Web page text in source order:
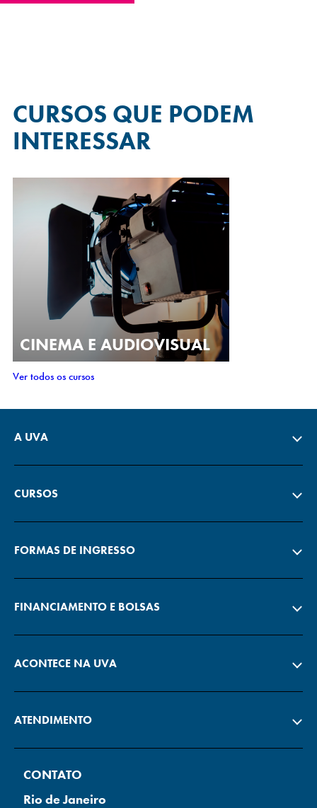
CURSOS QUE PODEM
INTERESSAR
CINEMA E AUDIOVISUAL
Ver todos os cursos
A UVA
CURSOS
FORMAS DE INGRESSO
FINANCIAMENTO E BOLSAS
ACONTECE NA UVA
ATENDIMENTO
CONTATO
Rio de Janeiro